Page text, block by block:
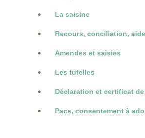
La saisine
Recours, conciliation,
Amendes et saisies
Les tutelles
Déclaration et certificat
Pacs, consentement à